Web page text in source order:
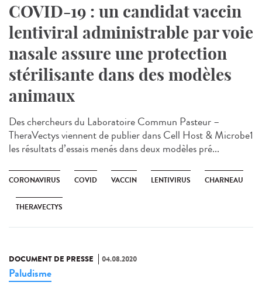
COVID-19 : un candidat vaccin
lentiviral administrable par voie
nasale assure une protection
stérilisante dans des modèles
animaux
Des chercheurs du Laboratoire Commun Pasteur –
TheraVectys viennent de publier dans Cell Host & Microbe1
les résultats d’essais menés dans deux modèles pré...
CORONAVIRUS COVID VACCIN LENTIVIRUS CHARNEAU
THERAVECTYS
DOCUMENT DE PRESSE 04.08.2020
Paludisme